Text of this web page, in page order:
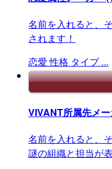
名前を入れると、
されます！
恋愛 性格 タイプ ...
VIVANT所属先メ
名前を入れると、
謎の組織と担当が